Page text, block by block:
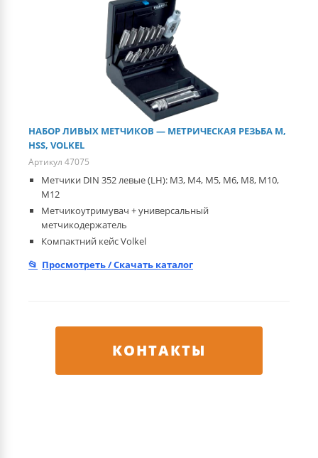
НАБОР ЛИВЫХ МЕТЧИКОВ — МЕТРИЧЕСКАЯ РЕЗЬБА М,
HSS, VOLKEL
Артикул 47075
Метчики DIN 352 левые (LH): M3, M4, M5, M6, M8, M10,
M12
Метчикоутримувач + универсальный
метчикодержатель
Компактний кейс Volkel
Просмотреть / Скачать каталог
КОНТАКТЫ